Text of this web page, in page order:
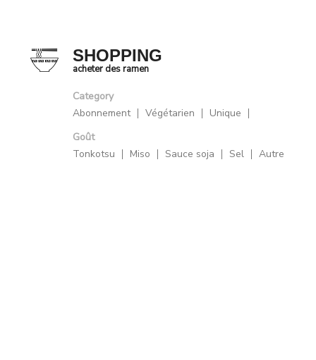
SHOPPING
acheter des ramen
Category
Abonnement
Végétarien
Unique
Goût
Tonkotsu
Miso Sauce soja Sel Autre